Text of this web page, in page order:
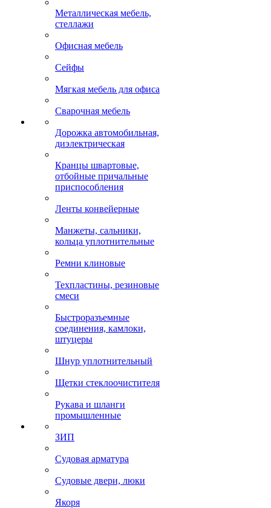
Металлическая мебель,
стеллажи
Офисная мебель
Сейфы
Мягкая мебель для офиса
Сварочная мебель
Дорожка автомобильная,
диэлектрическая
Кранцы швартовые,
отбойные причальные
приспособления
Ленты конвейерные
Манжеты, сальники,
кольца уплотнительные
Ремни клиновые
Техпластины, резиновые
смеси
Быстроразъемные
соединения, камлоки,
штуцеры
Шнур уплотнительный
Щетки стеклоочистителя
Рукава и шланги
промышленные
ЗИП
Судовая арматура
Судовые двери, люки
Якоря